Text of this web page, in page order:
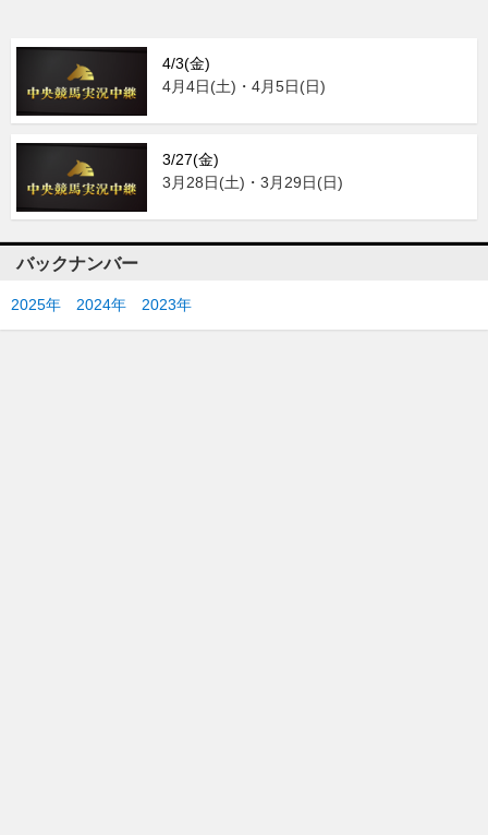
4/3(金)
4月4日(土)・4月5日(日)
3/27(金)
3月28日(土)・3月29日(日)
バックナンバー
2025年 2024年 2023年